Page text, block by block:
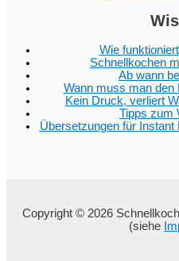
Wie
Schnellkochen
Ab wann
Wann muss man den
Kein Druck, verliert
Tipps zum
Übersetzungen für
Copyright © 2026
(siehe